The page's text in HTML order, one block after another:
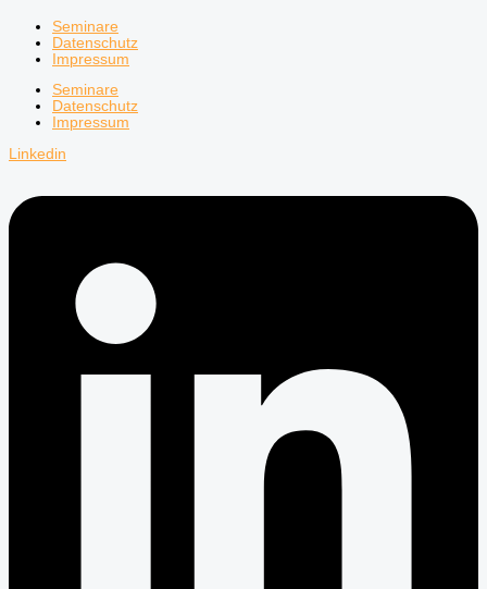
Seminare
Datenschutz
Impressum
Seminare
Datenschutz
Impressum
Linkedin